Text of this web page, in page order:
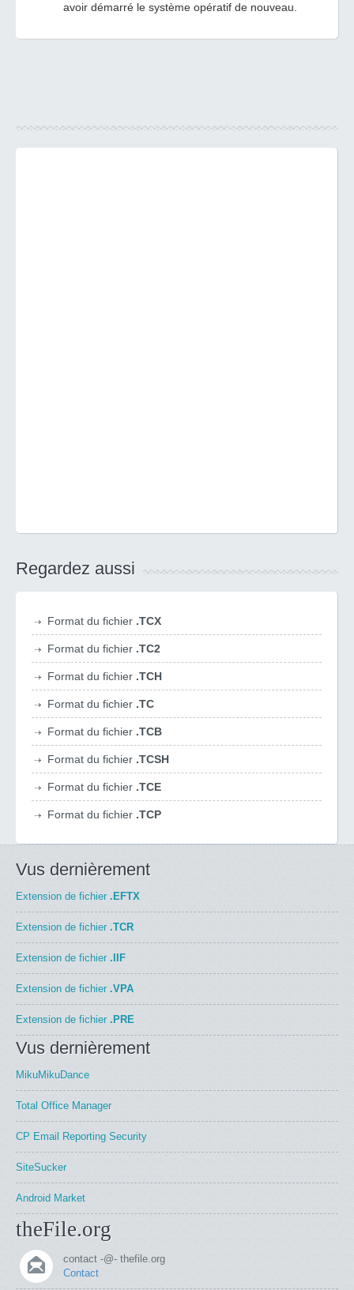
avoir démarré le système opératif de nouveau.
Regardez aussi
Format du fichier .TCX
Format du fichier .TC2
Format du fichier .TCH
Format du fichier .TC
Format du fichier .TCB
Format du fichier .TCSH
Format du fichier .TCE
Format du fichier .TCP
Vus dernièrement
Extension de fichier .EFTX
Extension de fichier .TCR
Extension de fichier .IIF
Extension de fichier .VPA
Extension de fichier .PRE
Vus dernièrement
MikuMikuDance
Total Office Manager
CP Email Reporting Security
SiteSucker
Android Market
theFile.org
contact -@- thefile.org
Contact